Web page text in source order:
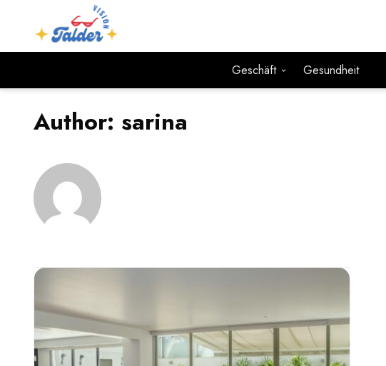
Geschäft Gesundheit
Author: sarina